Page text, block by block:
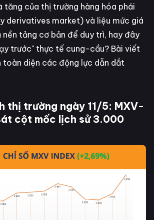
tăng của thị trường hàng hóa phái
derivatives market) và liệu mức giá
nền tảng cơ bản để duy trì, hay đây
trước" thực tế cung-cầu? Bài viết
toàn diện các động lực dẫn dắt
thị trường ngày 11/5: MXV-
cột mốc lịch sử 3.000